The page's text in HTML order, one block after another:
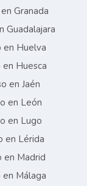
Granada
Guadalajara
en Huelva
Huesca
en Jaén
en León
en Lugo
en Lérida
en Madrid
Málaga